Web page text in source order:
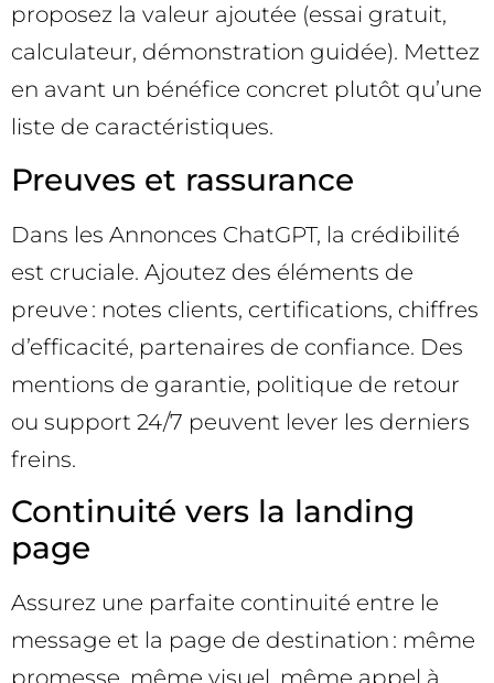
proposez la valeur ajoutée (essai gratuit,
calculateur, démonstration guidée). Mettez
en avant un bénéfice concret plutôt qu’une
liste de caractéristiques.
Preuves et rassurance
Dans les Annonces ChatGPT, la crédibilité
est cruciale. Ajoutez des éléments de
preuve : notes clients, certifications, chiffres
d’efficacité, partenaires de confiance. Des
mentions de garantie, politique de retour
ou support 24/7 peuvent lever les derniers
freins.
Continuité vers la landing
page
Assurez une parfaite continuité entre le
message et la page de destination : même